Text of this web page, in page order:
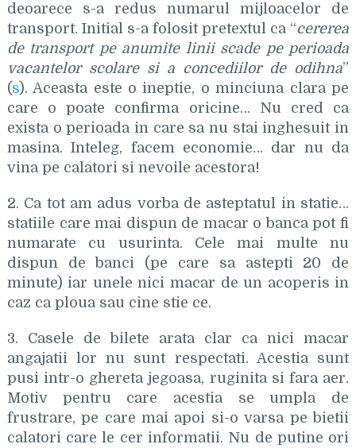
deoarece s-a redus numarul mijloacelor de
transport. Initial s-a folosit pretextul ca “cererea
de transport pe anumite linii scade pe perioada
vacantelor scolare si a concediilor de odihna”
(s). Aceasta este o ineptie, o minciuna clara pe
care o poate confirma oricine… Nu cred ca
exista o perioada in care sa nu stai inghesuit in
masina. Inteleg, facem economie… dar nu da
vina pe calatori si nevoile acestora!
2. Ca tot am adus vorba de asteptatul in statie…
statiile care mai dispun de macar o banca pot fi
numarate cu usurinta. Cele mai multe nu
dispun de banci (pe care sa astepti 20 de
minute) iar unele nici macar de un acoperis in
caz ca ploua sau cine stie ce.
3. Casele de bilete arata clar ca nici macar
angajatii lor nu sunt respectati. Acestia sunt
pusi intr-o ghereta jegoasa, ruginita si fara aer.
Motiv pentru care acestia se umpla de
frustrare, pe care mai apoi si-o varsa pe bietii
calatori care le cer informatii. Nu de putine ori